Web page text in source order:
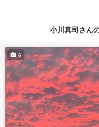
小川真司さん
6